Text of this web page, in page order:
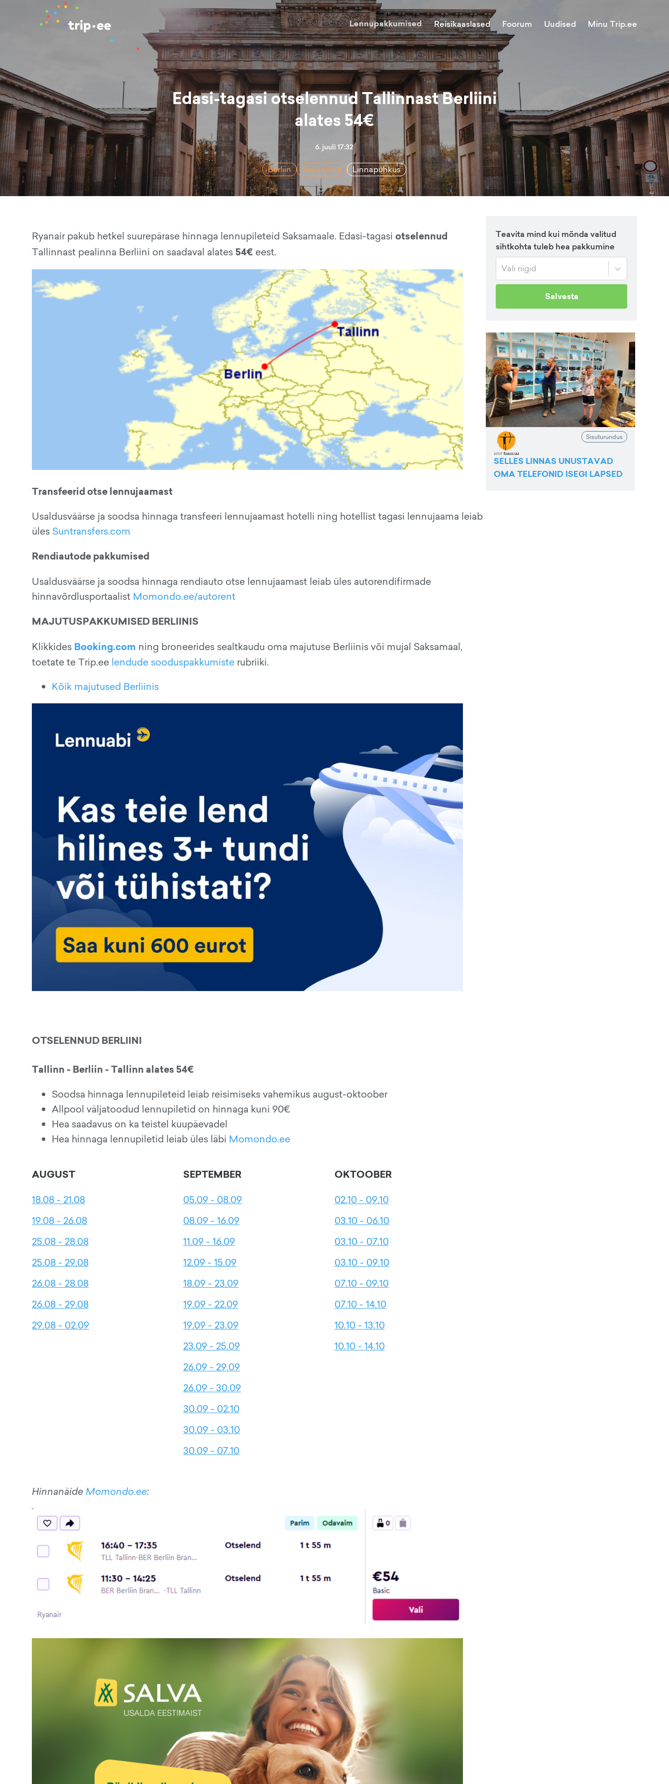
Lennupakkumised Reisikaaslased Foorum Uudised Minu Trip.ee
Edasi-tagasi otselennud Tallinnast Berliini
alates 54€
6. juuli 17:32
Berliin Saksamaa Linnapuhkus
Ryanair pakub hetkel suurepärase hinnaga lennupileteid Saksamaale. Edasi-tagasi otselennud
Tallinnast pealinna Berliini on saadaval alates54€ eest.
Transfeerid otse lennujaamast
Usaldusväärse ja soodsa hinnaga transfeeri lennujaamast hotelli ning hotellist tagasi lennujaama leiab
üles Suntransfers.com
Rendiautode pakkumised
Usaldusväärse ja soodsa hinnaga rendiauto otse lennujaamast leiab üles autorendifirmade
hinnavõrdlusportaalist Momondo.ee/autorent
MAJUTUSPAKKUMISED BERLIINIS
Klikkides Booking.com ning broneerides sealtkaudu oma majutuse Berliinis või mujal Saksamaal,
toetate te Trip.ee lendude sooduspakkumiste rubriiki.
Kõik majutused Berliinis
OTSELENNUD BERLIINI
Tallinn - Berliin - Tallinn alates 54€
Soodsa hinnaga lennupileteid leiab reisimiseks vahemikus august-oktoober
Allpool väljatoodud lennupiletid on hinnaga kuni 90€
Hea saadavus on ka teistel kuupäevadel
Hea hinnaga lennupiletid leiab üles läbi Momondo.ee
AUGUST
18.08 - 21.08
19.08 - 26.08
25.08 - 28.08
25.08 - 29.08
26.08 - 28.08
26.08 - 29.08
29.08 - 02.09
SEPTEMBER
05.09 - 08.09
08.09 - 16.09
11.09 - 16.09
12.09 - 15.09
18.09 - 23.09
19.09 - 22.09
19.09 - 23.09
23.09 - 25.09
26.09 - 29.09
26.09 - 30.09
30.09 - 02.10
30.09 - 03.10
30.09 - 07.10
OKTOOBER
02.10 - 09.10
03.10 - 06.10
03.10 - 07.10
03.10 - 09.10
07.10 - 09.10
07.10 - 14.10
10.10 - 13.10
10.10 - 14.10
Hinnanäide Momondo.ee:
Teavita mind kui mõnda valitud
sihtkohta tuleb hea pakkumine
Vali riigid
Salvesta
Sisuturundus
SELLES LINNAS UNUSTAVAD
OMA TELEFONID ISEGI LAPSED